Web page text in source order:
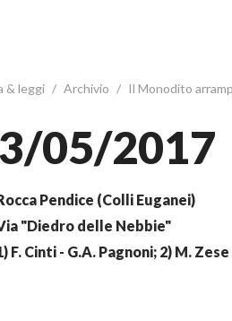
& leggi / Archivio / Il Monodito
05/2017
Pendice (Colli Euganei)
"Diedro delle Nebbie"
F. Cinti - G.A. Pagnoni; 2) M.